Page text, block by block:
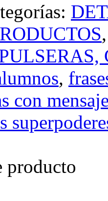
,
con
producto